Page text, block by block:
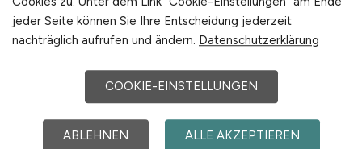
jeder Seite können Sie Ihre Entscheidung jederzeit
nachträglich aufrufen und ändern. Datenschutzerklärung
COOKIE-EINSTELLUNGEN
ABLEHNEN ALLE AKZEPTIEREN